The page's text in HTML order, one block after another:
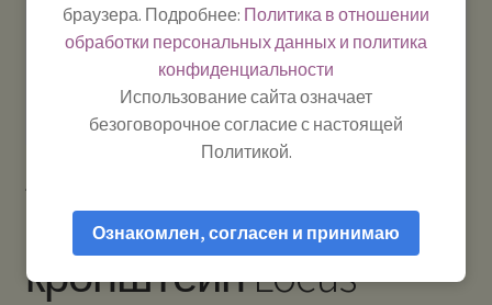
Как пользоваться
Полезная информация
Мой аккаунт
Системы Связи:
г. Красноярск, ул.
Работаем:Пн-Пт:
10:00–18:00
-
Телефон:+7-
391-249-1040
Тел.|WA|Telegram:
+79029904090
кронштейн Locus
браузера. Подробнее: Политика в отношении
обработки персональных данных и политика
конфиденциальности
Использование сайта означает
безоговорочное согласие с настоящей
Политикой.
Ознакомлен, согласен и принимаю